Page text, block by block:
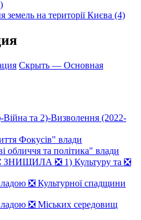
на території Києва (4)
Скрыть — Основная
та 2)-Визволення (2022-
Фокусів" влади
та політика" влади
❎ 1) Культуру та ❎
❎ Культурної спадщини
❎ Міських середовищ